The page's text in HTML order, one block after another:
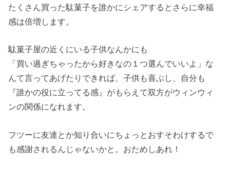
たくさん買った駄菓子を誰かにシェアするとさらに幸福
感は倍増します。
駄菓子屋の近くにいる子供なんかにも
「買い過ぎちゃったから好きなの１つ選んでいいよ」な
んて言ってあげたりできれば、子供も喜ぶし、自分も
『誰かの役に立ってる感』がもらえて双方がウィンウィ
ンの関係になれます。
フツーに友達とか知り合いにちょっとおすそわけするで
も感謝されるんじゃないかと。おためしあれ！